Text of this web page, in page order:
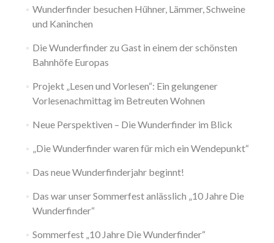
Wunderfinder besuchen Hühner, Lämmer, Schweine
und Kaninchen
Die Wunderfinder zu Gast in einem der schönsten
Bahnhöfe Europas
Projekt „Lesen und Vorlesen“: Ein gelungener
Vorlesenachmittag im Betreuten Wohnen
Neue Perspektiven – Die Wunderfinder im Blick
„Die Wunderfinder waren für mich ein Wendepunkt“
Das neue Wunderfinderjahr beginnt!
Das war unser Sommerfest anlässlich „10 Jahre Die
Wunderfinder“
Sommerfest „10 Jahre Die Wunderfinder“